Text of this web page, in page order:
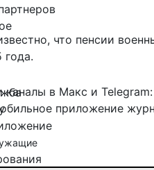
что пенсии
года.
каналы в Макс и Telegram:
приложение